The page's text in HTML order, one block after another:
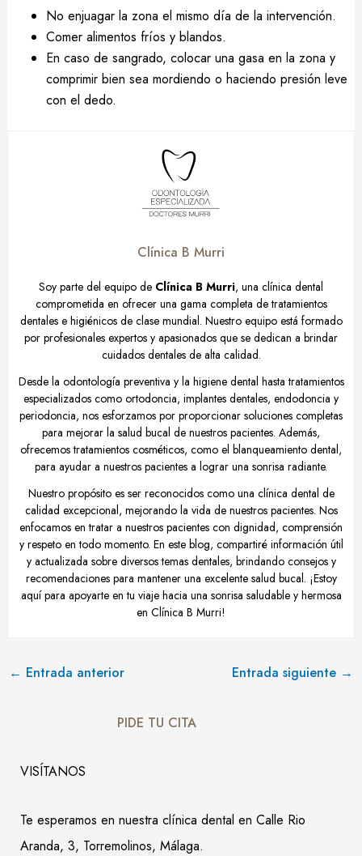
No enjuagar la zona el mismo día de la intervención.
Comer alimentos fríos y blandos.
En caso de sangrado, colocar una gasa en la zona y
comprimir bien sea mordiendo o haciendo presión leve
con el dedo.
Clínica B Murri
Soy parte del equipo de Clínica B Murri, una clínica dental
comprometida en ofrecer una gama completa de tratamientos
dentales e higiénicos de clase mundial. Nuestro equipo está formado
por profesionales expertos y apasionados que se dedican a brindar
cuidados dentales de alta calidad.
Desde la odontología preventiva y la higiene dental hasta tratamientos
especializados como ortodoncia, implantes dentales, endodoncia y
periodoncia, nos esforzamos por proporcionar soluciones completas
para mejorar la salud bucal de nuestros pacientes. Además,
ofrecemos tratamientos cosméticos, como el blanqueamiento dental,
para ayudar a nuestros pacientes a lograr una sonrisa radiante.
Nuestro propósito es ser reconocidos como una clínica dental de
calidad excepcional, mejorando la vida de nuestros pacientes. Nos
enfocamos en tratar a nuestros pacientes con dignidad, comprensión
y respeto en todo momento. En este blog, compartiré información útil
y actualizada sobre diversos temas dentales, brindando consejos y
recomendaciones para mantener una excelente salud bucal. ¡Estoy
aquí para apoyarte en tu viaje hacia una sonrisa saludable y hermosa
en Clínica B Murri!
← Entrada anterior Entrada siguiente →
PIDE TU CITA
VISÍTANOS
Te esperamos en nuestra clínica dental en Calle Rio
Aranda, 3, Torremolinos, Málaga.